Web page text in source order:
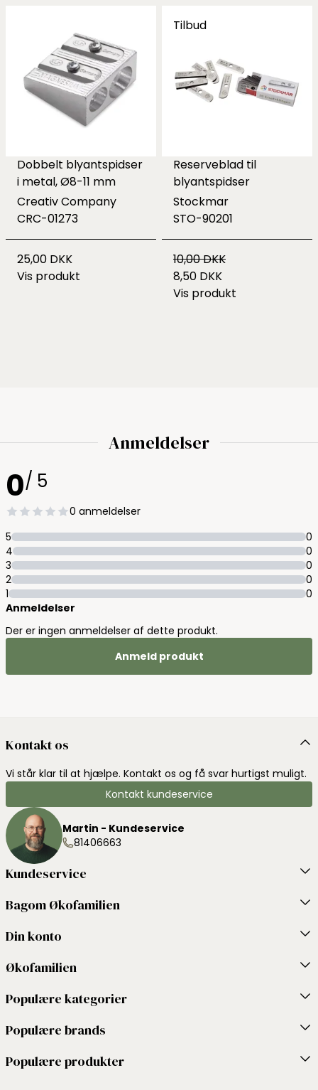
Dobbelt blyantspidser
i metal, Ø8-11 mm
Creativ Company
CRC-01273
25,00 DKK
Vis produkt
Tilbud
Reserveblad til
blyantspidser
Stockmar
STO-90201
10,00 DKK
8,50 DKK
Vis produkt
Anmeldelser
0/ 5
0 anmeldelser
5
0
4
0
3
0
2
0
1
0
Anmeldelser
Der er ingen anmeldelser af dette produkt.
Anmeld produkt
Kontakt os
Vi står klar til at hjælpe. Kontakt os og få svar hurtigst muligt.
Kontakt kundeservice
Martin - Kundeservice
81406663
Kundeservice
Bagom Økofamilien
Din konto
Økofamilien
Populære kategorier
Populære brands
Populære produkter